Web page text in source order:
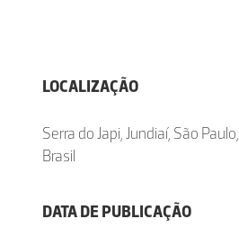
LOCALIZAÇÃO
Serra do Japi, Jundiaí, São Paulo,
Brasil
DATA DE PUBLICAÇÃO